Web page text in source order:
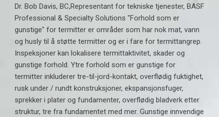
Dr. Bob Davis, BC,Representant for tekniske tjenester, BASF
Professional & Specialty Solutions "Forhold som er
gunstige" for termitter er områder som har nok mat, vann
og husly til å støtte termitter og er i fare for termittangrep.
Inspeksjoner kan lokalisere termittaktivitet, skader og
gunstige forhold. Ytre forhold som er gunstige for
termitter inkluderer tre-til-jord-kontakt, overflødig fuktighet,
rusk under / rundt konstruksjoner, ekspansjonsfuger,
sprekker i plater og fundamenter, overflødig bladverk etter
struktur, tre fra fundamentet med mer. Gunstige innvendige